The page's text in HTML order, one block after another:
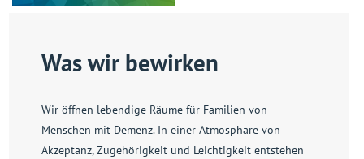
Was wir bewirken
Wir öffnen lebendige Räume für Familien von
Menschen mit Demenz. In einer Atmosphäre von
Akzeptanz, Zugehörigkeit und Leichtigkeit entstehen